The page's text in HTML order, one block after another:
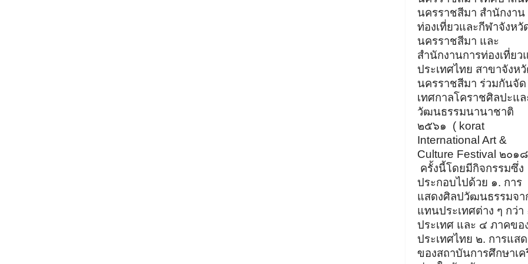
นครราชสีมา สำนักงาน
ท่องเที่ยวและกีฬาจังหวั
นครราชสีมา และ
สำนักงานการท่องเที่ยว
ประเทศไทย สาขาจังห
นครราชสีมา ร่วมกันจัด
เทศกาลโคราชศิลปะแล
วัฒนธรรมนานาชาติ
๒๕๖๑ ( korat
International Art &
Culture Festival ๒๐๑๘
ครั้งนี้โดยมีกิจกรรมซึ่ง
ประกอบไปด้วย ๑. การ
แสดงศิลปวัฒนธรรมจา
แทนประเทศต่าง ๆ กว่า
ประเทศ และ ๔ ภาคขอ
ประเทศไทย ๒. การแส
ของสถาบันการศึกษาเค